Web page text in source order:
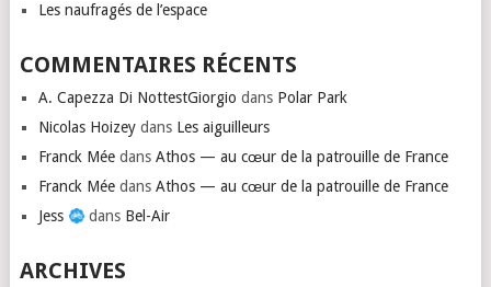
Les naufragés de l’espace
COMMENTAIRES RÉCENTS
A. Capezza Di NottestGiorgio dans Polar Park
Nicolas Hoizeydans Les aiguilleurs
Franck Méedans Athos — au cœur de la patrouille de France
Franck Méedans Athos — au cœur de la patrouille de France
Jess
dans Bel-Air
ARCHIVES